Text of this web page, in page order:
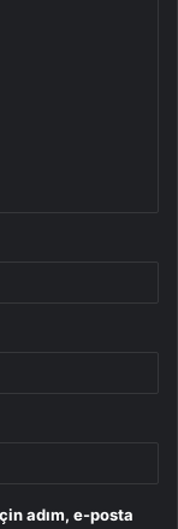
adım, e-posta